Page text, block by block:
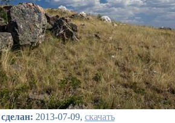
2013-07-09, скачать